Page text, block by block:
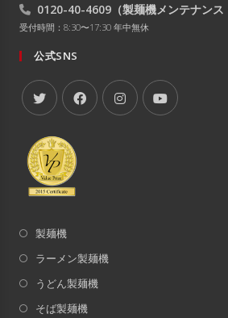
0120-40-4609 （製麺機メンテナンス
受付時間：8:30〜17:30 年中無休
公式SNS
製麺機
ラーメン製麺機
うどん製麺機
そば製麺機